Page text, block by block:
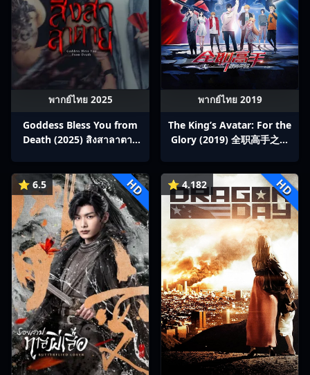
พากย์ไทย 2025
Goddess Bless You from
Death (2025) สิงสาลาตาย
พากย์ไทย 2019
The King’s Avatar: For the
Glory (2019) 全职高手之巅
⭐ 6.5 HD ⭐ 4.182 HD